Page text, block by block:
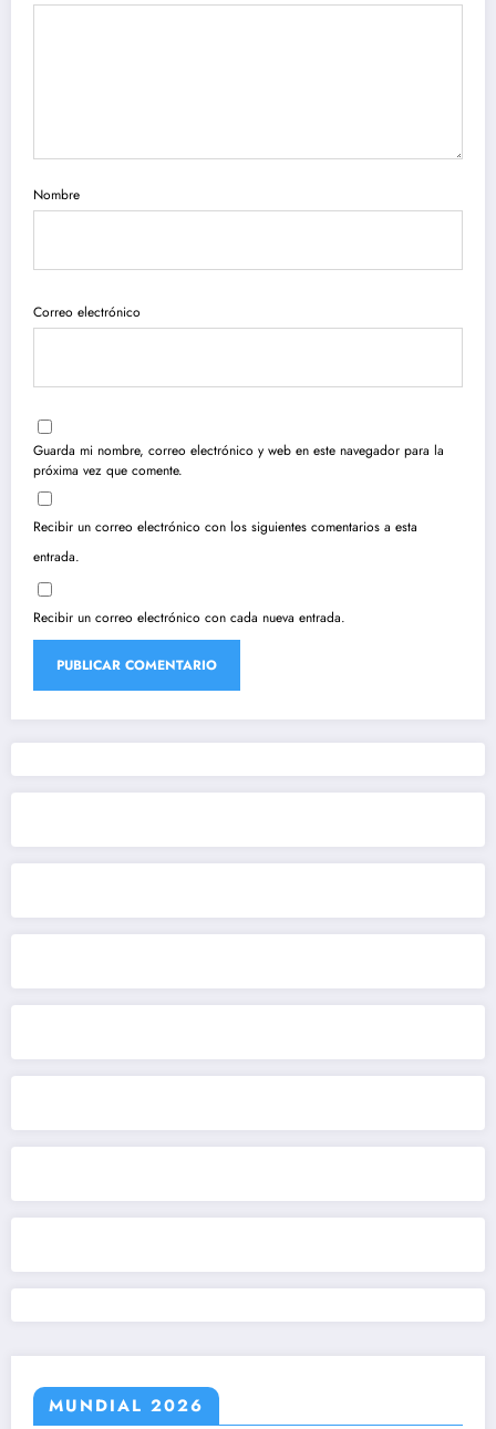
Nombre
Correo electrónico
Guarda mi nombre, correo electrónico y web en este navegador para la
próxima vez que comente.
Recibir un correo electrónico con los siguientes comentarios a esta
entrada.
Recibir un correo electrónico con cada nueva entrada.
MUNDIAL 2026